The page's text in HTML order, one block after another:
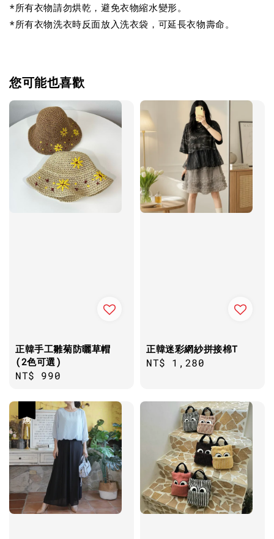
*所有衣物請勿烘乾，避免衣物縮水變形。
*所有衣物洗衣時反面放入洗衣袋，可延長衣物壽命。
您可能也喜歡
正韓手工雛菊防曬草帽
(2色可選)
Regular
NT$ 990
正韓迷彩網紗拼接棉T
Regular
NT$ 1,280